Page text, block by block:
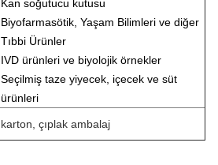
Kan soğutucu kutusu
Biyofarmasötik, Yaşam Bilimleri ve diğer
Tıbbi Ürünler
IVD ürünleri ve biyolojik örnekler
Seçilmiş taze yiyecek, içecek ve süt
ürünleri
karton, çıplak ambalaj